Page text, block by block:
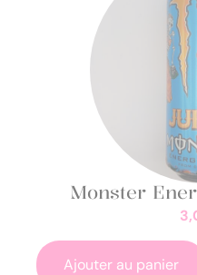
Monster
Ajouter au panier